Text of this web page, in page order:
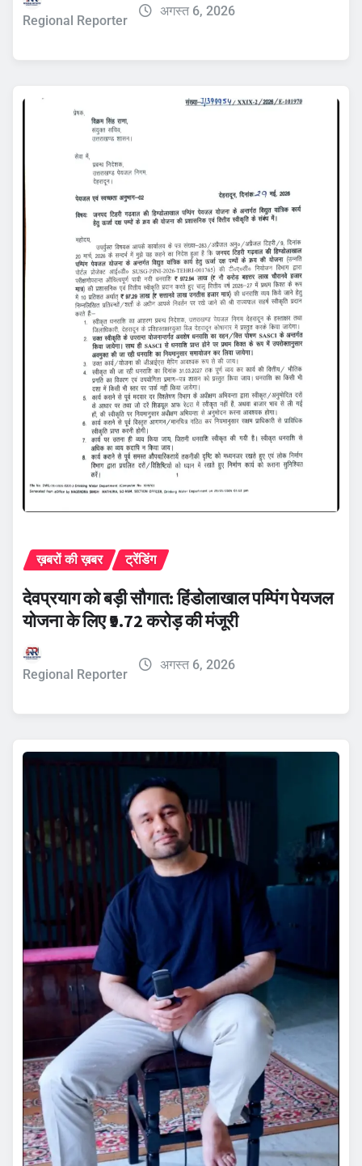
Regional Reporter
अगस्त 6, 2026
ख़बरों की ख़बर ट्रेंडिंग
देवप्रयाग को बड़ी सौगात: हिंडोलाखाल पम्पिंग पेयजल
योजना के लिए ₹9.72 करोड़ की मंजूरी
Regional Reporter
अगस्त 6, 2026